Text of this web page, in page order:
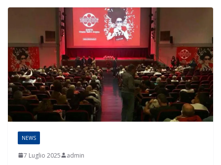
NEWS
7 Luglio 2025 admin